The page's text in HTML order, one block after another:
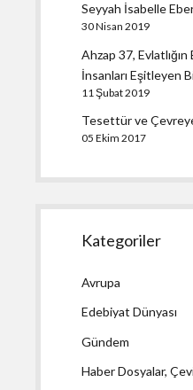
Seyyah İsabelle
30 Nisan 2019
Ahzap 37,
İnsanları Eşitleyen
11 Şubat 2019
Tesettür ve
05 Ekim 2017
Kategoriler
Avrupa
Edebiyat Dünyası
Gündem
Haber Dosyalar,